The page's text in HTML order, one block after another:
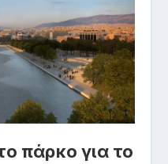
πάρκο για το